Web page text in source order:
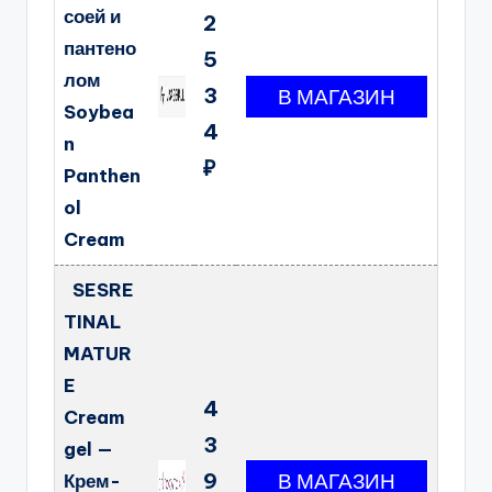
соей и
пантено
лом
Soybea
n
Panthen
ol
Cream
2
5
3
4
₽
SESRE
TINAL
MATUR
E
Cream
gel —
Крем-
4
3
9